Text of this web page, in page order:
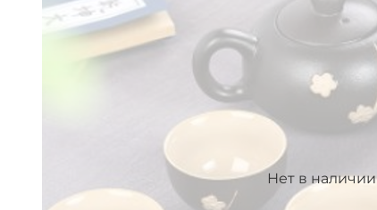
Нет в наличии